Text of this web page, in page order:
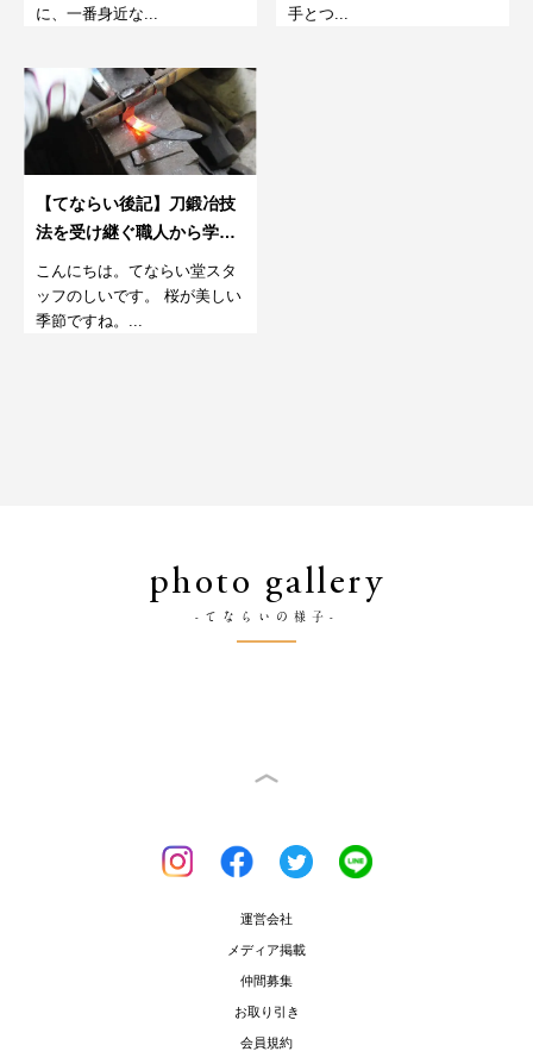
に、一番身近な...
手とつ...
【てならい後記】刀鍛冶技
法を受け継ぐ職人から学
ぶ、包丁作り
こんにちは。てならい堂スタ
ッフのしいです。 桜が美しい
季節ですね。...
photo gallery
-てならいの様子-
運営会社
メディア掲載
仲間募集
お取り引き
会員規約